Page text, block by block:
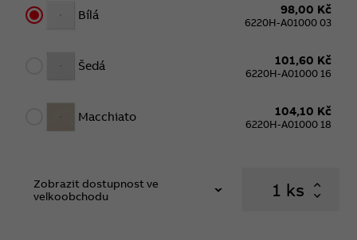
Bílá 98,00 Kč
6220H-A01000 03
Šedá 101,60 Kč
6220H-A01000 16
Macchiato 104,10 Kč
6220H-A01000 18
Zobrazit dostupnost ve
velkoobchodu
ks